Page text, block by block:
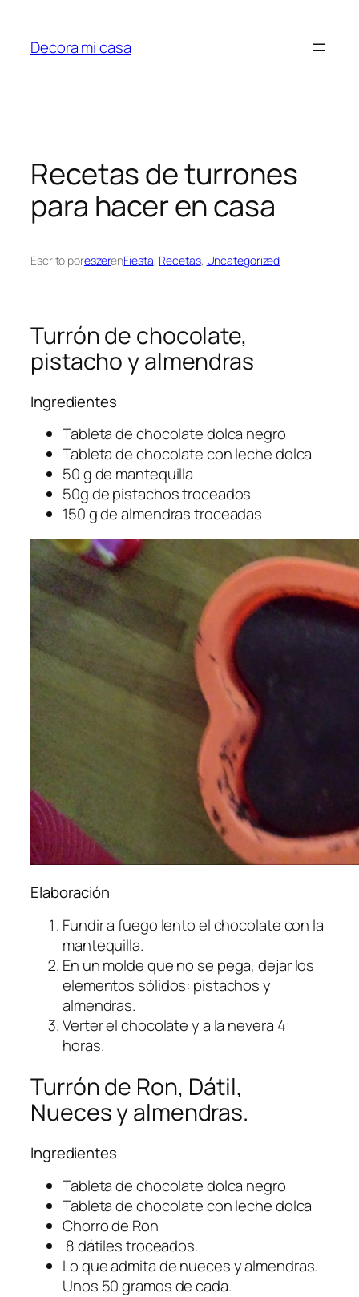
contenido
Decora mi casa
Recetas de turrones
para hacer en casa
Escrito poreszerenFiesta, Recetas, Uncategorized
Turrón de chocolate,
pistacho y almendras
Ingredientes
Tableta de chocolate dolca negro
Tableta de chocolate con leche dolca
50 g de mantequilla
50g de pistachos troceados
150 g de almendras troceadas
Elaboración
Fundir a fuego lento el chocolate con la
mantequilla.
En un molde que no se pega, dejar los
elementos sólidos: pistachos y
almendras.
Verter el chocolate y a la nevera 4
horas.
Turrón de Ron, Dátil,
Nueces y almendras.
Ingredientes
Tableta de chocolate dolca negro
Tableta de chocolate con leche dolca
Chorro de Ron
8 dátiles troceados.
Lo que admita de nueces y almendras.
Unos 50 gramos de cada.